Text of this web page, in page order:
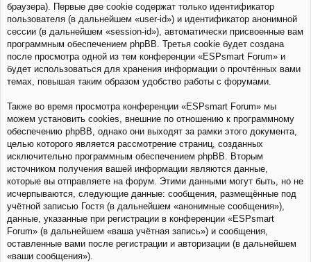
браузера). Первые две cookie содержат только идентификатор
пользователя (в дальнейшем «user-id») и идентификатор анонимной
сессии (в дальнейшем «session-id»), автоматически присвоенные вам
программным обеспечением phpBB. Третья cookie будет создана
после просмотра одной из тем конференции «ESPsmart Forum» и
будет использоваться для хранения информации о прочтённых вами
темах, повышая таким образом удобство работы с форумами.
Также во время просмотра конференции «ESPsmart Forum» мы
можем установить cookies, внешние по отношению к программному
обеспечению phpBB, однако они выходят за рамки этого документа,
целью которого является рассмотрение страниц, созданных
исключительно программным обеспечением phpBB. Вторым
источником получения вашей информации являются данные,
которые вы отправляете на форум. Этими данными могут быть, но не
исчерпываются, следующие данные: сообщения, размещённые под
учётной записью Гостя (в дальнейшем «анонимные сообщения»),
данные, указанные при регистрации в конференции «ESPsmart
Forum» (в дальнейшем «ваша учётная запись») и сообщения,
оставленные вами после регистрации и авторизации (в дальнейшем
«ваши сообщения»).